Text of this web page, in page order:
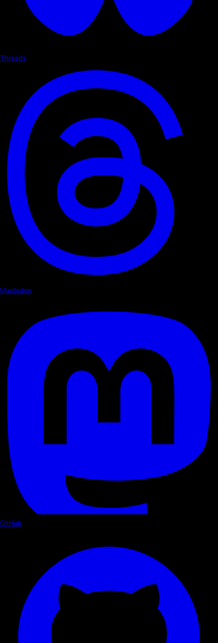
Threads
Mastodon
GitHub